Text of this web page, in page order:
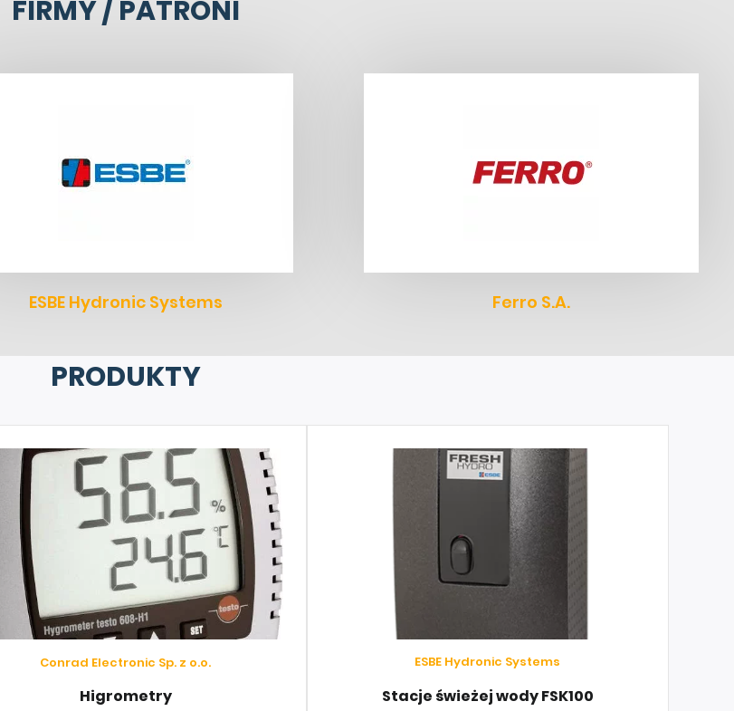
FIRMY / PATRONI
ESBE Hydronic Systems Ferro S.A.
PRODUKTY
Conrad Electronic Sp. z o.o.
Higrometry
ESBE Hydronic Systems
Stacje świeżej wody FSK100